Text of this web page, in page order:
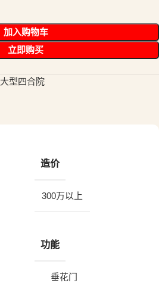
加入购物车
立即购买
大型四合院
造价
300万以上
功能
垂花门